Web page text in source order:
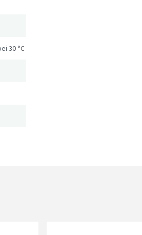
30 °C